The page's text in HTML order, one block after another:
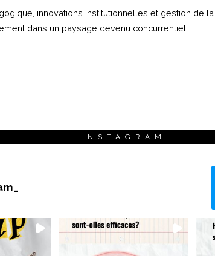
innovations institutionnelles et gestion de
dans un paysage devenu concurrentiel.
INSTAGRAM